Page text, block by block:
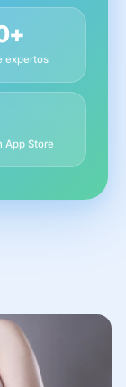
expertos
App Store